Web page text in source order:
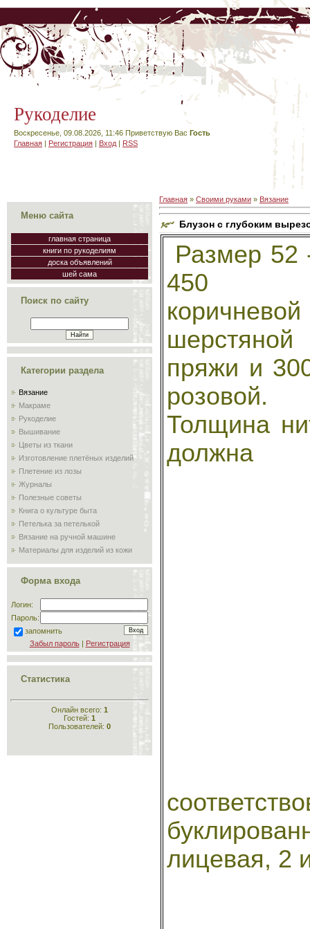
Рукоделие
Воскресенье, 09.08.2026, 11:46 Приветствую Вас Гость
Главная | Регистрация | Вход | RSS
Меню сайта
главная страница
книги по рукоделиям
доска объявлений
шей сама
Поиск по сайту
Категории раздела
Вязание
Макраме
Рукоделие
Вышивание
Цветы из ткани
Изготовление плетёных изделий
Плетение из лозы
Журналы
Полезные советы
Книга о культуре быта
Петелька за петелькой
Вязание на ручной машине
Материалы для изделий из кожи
Сам себе мастер
Обучение плиточников и
мозаичников
Форма входа
Логин:
Пароль:
запомнить
Забыл пароль| Регистрация
Статистика
Онлайн всего: 1
Гостей: 1
Пользователей: 0
Главная » Своими руками » Вязание
Блузон с глубоким
Размер
450
коричневой
шерстяной
пряжи и
розовой.
Толщина
должна
лицевая, 2